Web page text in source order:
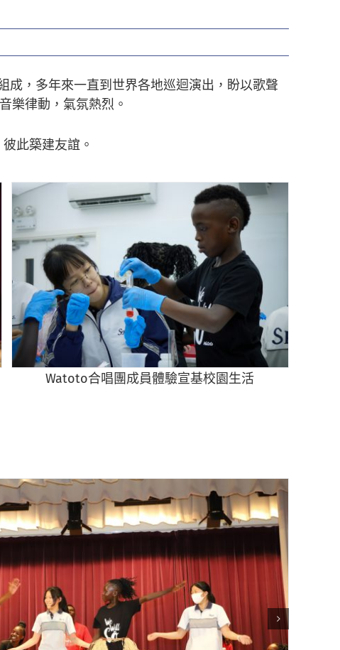
成，多年來一直到世界各地巡迴演出，盼以歌聲
樂律動，氣氛熱烈。
此築建友誼。
Watoto合唱團成員體驗宣基校園生活